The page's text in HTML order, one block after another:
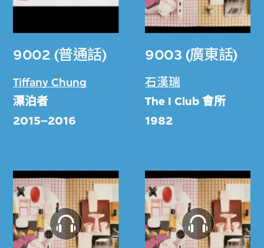
9002 (普通話)
Tiffany Chung
漂泊者
2015–2016
9003 (廣東話)
石漢瑞
The I Club 會所
1982